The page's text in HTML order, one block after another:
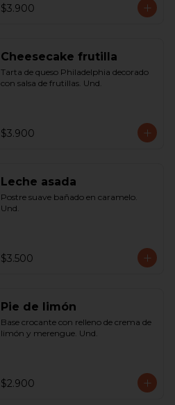
$3.900
Cheesecake frutilla
Tarta de queso Philadelphia decorado
con salsa de frutillas. Und.
$3.900
Leche asada
Postre suave bañado en caramelo.
Und.
$3.500
Pie de limón
Base crocante con relleno de crema de
limón y merengue. Und.
$2.900